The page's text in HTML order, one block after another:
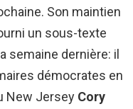
Son maintien
un sous-texte
semaine dernière: il
démocrates en
New Jersey Cory